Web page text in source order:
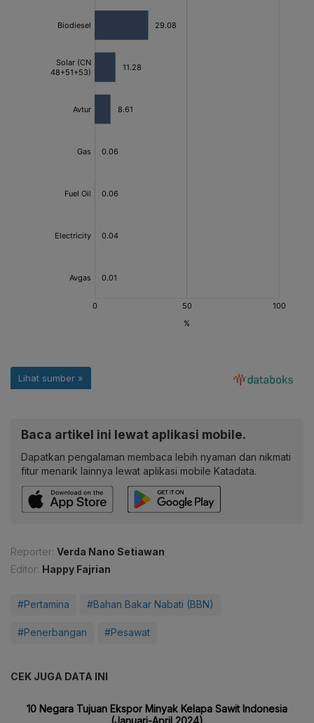
Baca artikel ini lewat aplikasi mobile.
Dapatkan pengalaman membaca lebih nyaman dan nikmati
fitur menarik lainnya lewat aplikasi mobile Katadata.
Reporter: Verda Nano Setiawan
Editor: Happy Fajrian
#Pertamina #Bahan Bakar Nabati (BBN)
#Penerbangan #Pesawat
CEK JUGA DATA INI